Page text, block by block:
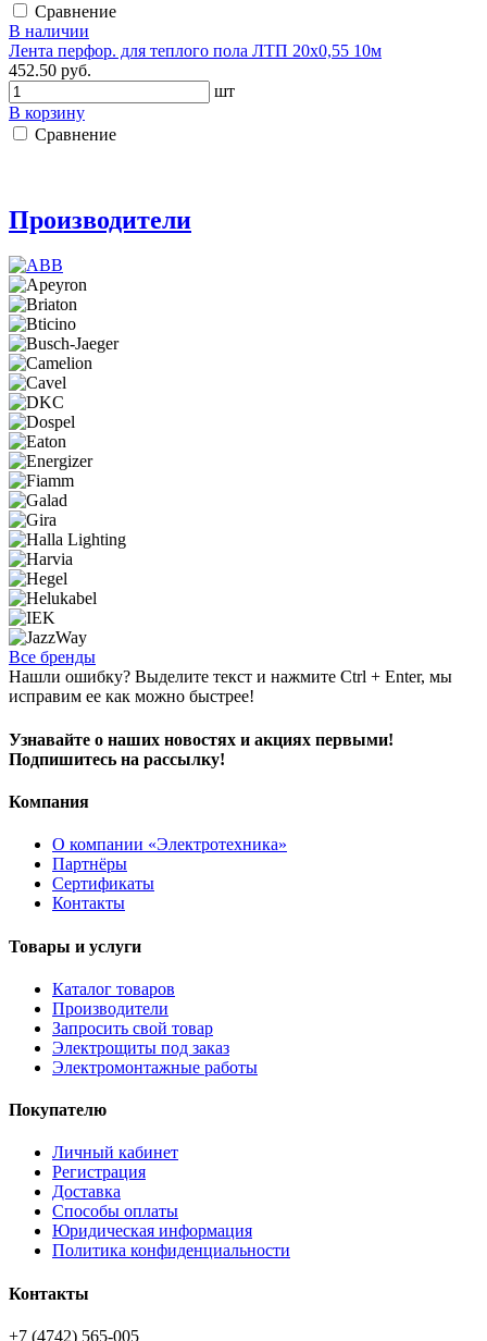
Сравнение
В наличии
Лента перфор. для теплого пола ЛТП 20х0,55 10м
452.50 руб.
шт
В корзину
Сравнение
Производители
Все бренды
Нашли ошибку? Выделите текст и нажмите Ctrl + Enter, мы
исправим ее как можно быстрее!
Узнавайте о наших новостях и акциях первыми!
Подпишитесь на рассылку!
Компания
О компании «Электротехника»
Партнёры
Сертификаты
Контакты
Товары и услуги
Каталог товаров
Производители
Запросить свой товар
Электрощиты под заказ
Электромонтажные работы
Покупателю
Личный кабинет
Регистрация
Доставка
Способы оплаты
Юридическая информация
Политика конфиденциальности
Контакты
+7 (4742) 565-005